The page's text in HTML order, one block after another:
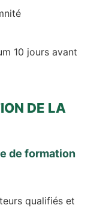
10 jours avant
DE LA
de formation
qualifiés et